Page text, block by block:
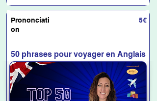
Prononciati
on
5€
50 phrases pour voyager en Anglais